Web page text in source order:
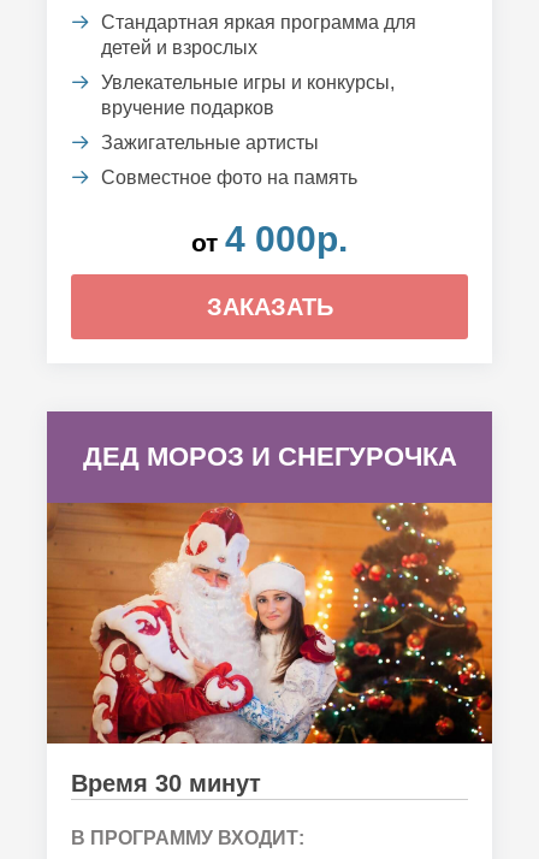
Стандартная яркая программа для
детей и взрослых
Увлекательные игры и конкурсы,
вручение подарков
Зажигательные артисты
Совместное фото на память
от 4 000р.
ЗАКАЗАТЬ
ДЕД МОРОЗ И СНЕГУРОЧКА
Время 30 минут
В ПРОГРАММУ ВХОДИТ: